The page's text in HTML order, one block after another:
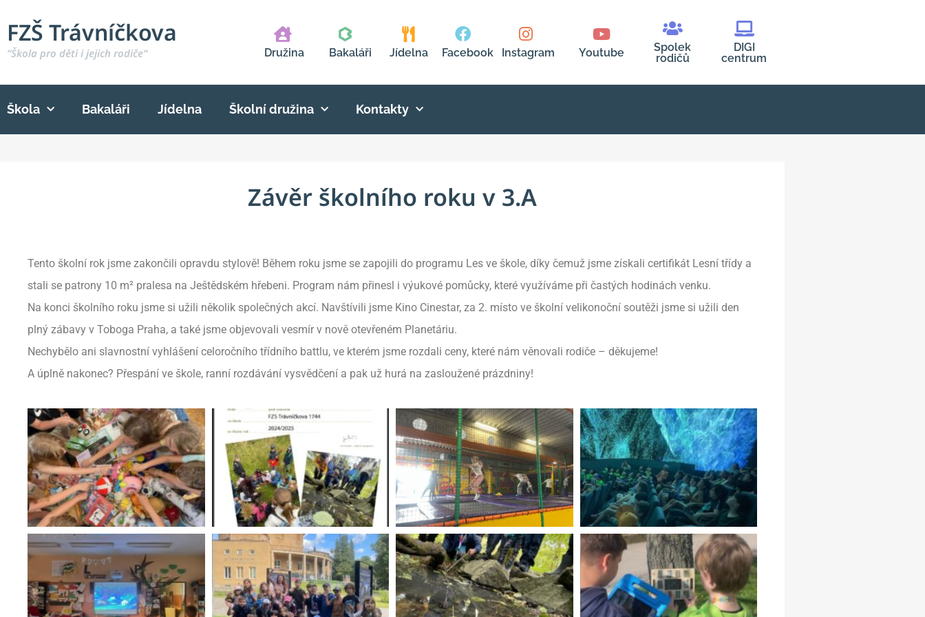
FZŠ Trávníčkova
“Škola pro děti i jejich rodiče“ Družina Bakaláři Jídelna Facebook Instagram Youtube
Spolek
rodičů
DIGI
centrum
Škola Bakaláři Jídelna Školní družina Kontakty
Závěr školního roku v 3.A
Tento školní rok jsme zakončili opravdu stylově! Během roku jsme se zapojili do programu Les ve škole, díky čemuž jsme získali certifikát Lesní třídy a
stali se patrony 10 m² pralesa na Ještědském hřebeni. Program nám přinesl i výukové pomůcky, které využíváme při častých hodinách venku.
Na konci školního roku jsme si užili několik společných akcí. Navštívili jsme Kino Cinestar, za 2. místo ve školní velikonoční soutěži jsme si užili den
plný zábavy v Toboga Praha, a také jsme objevovali vesmír v nově otevřeném Planetáriu.
Nechybělo ani slavnostní vyhlášení celoročního třídního battlu, ve kterém jsme rozdali ceny, které nám věnovali rodiče – děkujeme!
A úplně nakonec? Přespání ve škole, ranní rozdávání vysvědčení a pak už hurá na zasloužené prázdniny!